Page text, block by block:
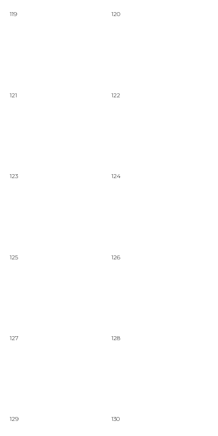
119 120
121 122
123 124
125 126
127 128
129 130